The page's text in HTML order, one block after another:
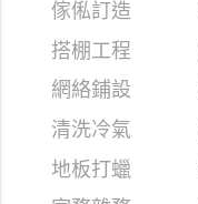
傢俬訂造
搭棚工程
網絡鋪設
清洗冷氣
地板打蠟